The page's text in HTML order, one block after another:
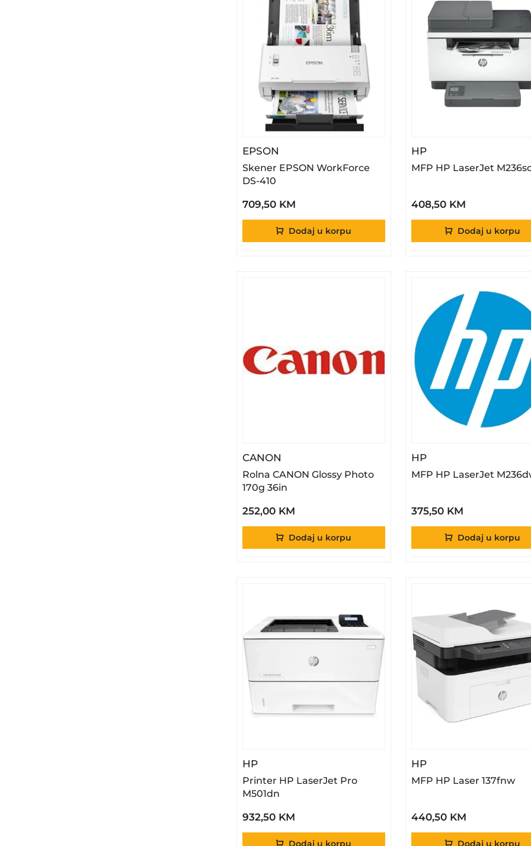
EPSON – Skener EPSON WorkForce DS-410
Skener EPSON WorkForce
DS-410
709,50 KM
Dodaj u korpu
HP– MFP HP LaserJet
MFP HP LaserJet
408,50 KM
Dodaj u korpu
CANON – Rolna CANON Glossy Photo 170g 36in
Rolna CANON Glossy Photo
170g 36in
252,00 KM
Dodaj u korpu
HP– MFP HP LaserJet
MFP HP LaserJet
375,50 KM
Dodaj u korpu
HP– Printer HP LaserJet Pro M501dn
Printer HP LaserJet Pro
M501dn
932,50 KM
Dodaj u korpu
HP– MFP HP Laser
MFP HP Laser 137fnw
440,50 KM
Dodaj u korpu